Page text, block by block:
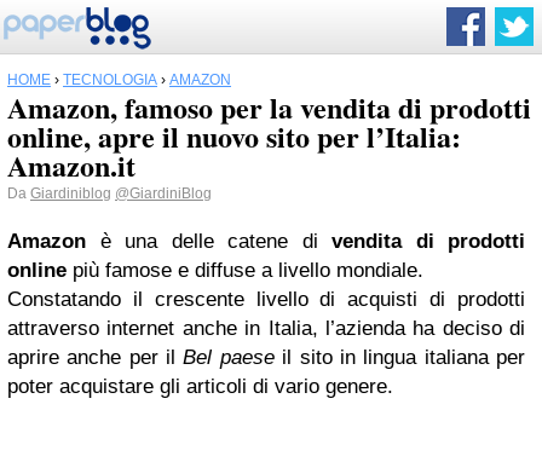
HOME › TECNOLOGIA › AMAZON
Amazon, famoso per la vendita di prodotti
online, apre il nuovo sito per l’Italia:
Amazon.it
Da Giardiniblog @GiardiniBlog
Amazon è una delle catene di vendita di prodotti
online più famose e diffuse a livello mondiale.
Constatando il crescente livello di acquisti di prodotti
attraverso internet anche in Italia, l’azienda ha deciso di
aprire anche per ilBel paeseil sito in lingua italiana per
poter acquistare gli articoli di vario genere.